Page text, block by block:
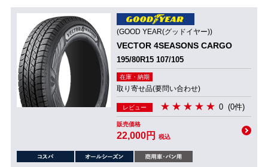
(GOOD YEAR(グッドイヤー))
VECTOR 4SEASONS CARGO
195/80R15 107/105
在庫・納期
取り寄せ品(要問い合わせ)
レビュー 0 (0件)
販売価格
22,000円 税込